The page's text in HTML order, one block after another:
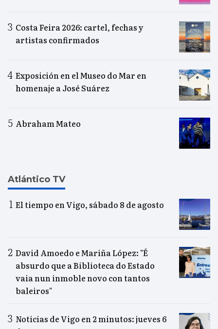
Costa Feira 2026: cartel, fechas y
artistas confirmados
Exposición en el Museo do Mar en
homenaje a José Suárez
Abraham Mateo
Atlántico TV
El tiempo en Vigo, sábado 8 de agosto
David Amoedo e Mariña López: "É
absurdo que a Biblioteca do Estado
vaia nun inmoble novo con tantos
baleiros"
Noticias de Vigo en 2 minutos: jueves 6